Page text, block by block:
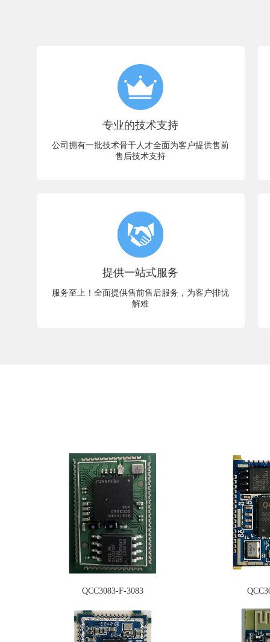
专业的技术支持
公司拥有一批技术骨干人才全面为客户提供售前
售后技术支持
提供一站式服务
服务至上！全面提供售前售后服务，为客户排忧
解难
QCC3083-F-3083